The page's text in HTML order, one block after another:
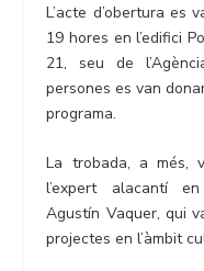
L’acte d’obertura es
19 hores en l’edifici
21, seu de
persones es van
programa.
La trobada, a més,
l’expert alacantí
Agustín Vaquer, qui
projectes en l’àmbit